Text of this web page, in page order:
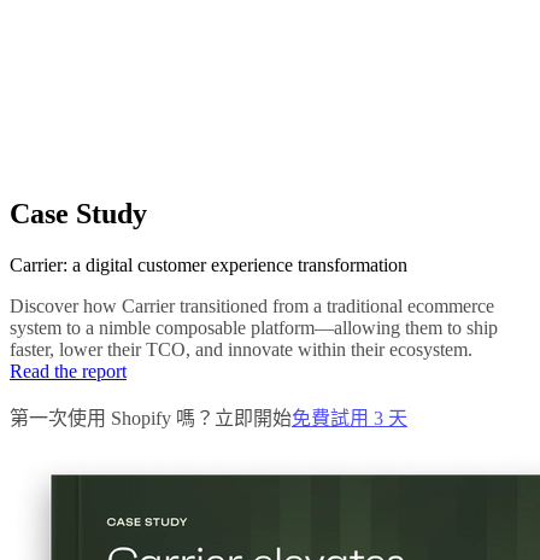
Case Study
Carrier: a digital customer experience transformation
Discover how Carrier transitioned from a traditional ecommerce
system to a nimble composable platform—allowing them to ship
faster, lower their TCO, and innovate within their ecosystem.
Read the report
第一次使用 Shopify 嗎？立即開始免費試用 3 天